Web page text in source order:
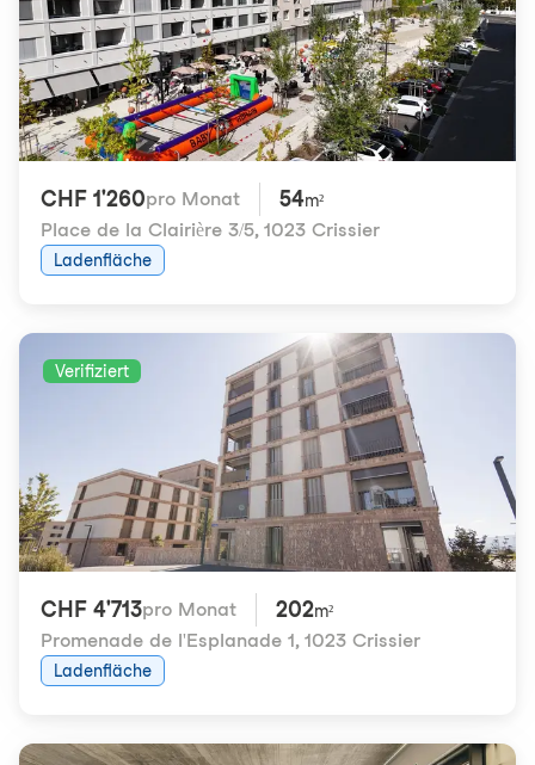
CHF 1'260pro Monat 54m²
Place de la Clairière 3/5, 1023 Crissier
Ladenfläche
Verifiziert
CHF 4'713pro Monat 202m²
Promenade de l'Esplanade 1, 1023 Crissier
Ladenfläche